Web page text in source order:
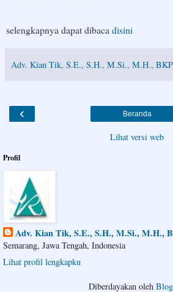
selengkapnya dapat dibaca disini
Adv. Kian Tik, S.E., S.H., M.Si., M.H.,
‹ Beranda
Lihat versi web
Profil
Adv. Kian Tik, S.E., S.H., M.Si., M.H.,
Semarang, Jawa Tengah, Indonesia
Lihat profil lengkapku
Diberdayakan oleh